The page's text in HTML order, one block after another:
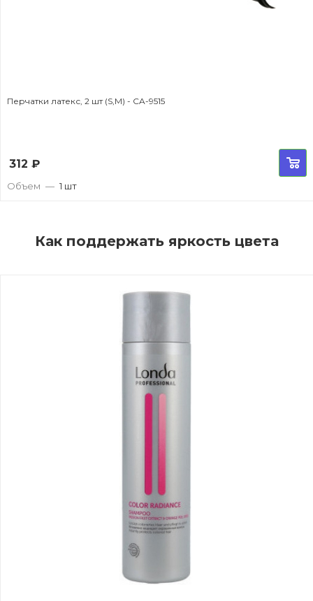
Перчатки латекс, 2 шт (S,M) - CA-9515
312 ₽
Объем — 1 шт
Как поддержать яркость цвета